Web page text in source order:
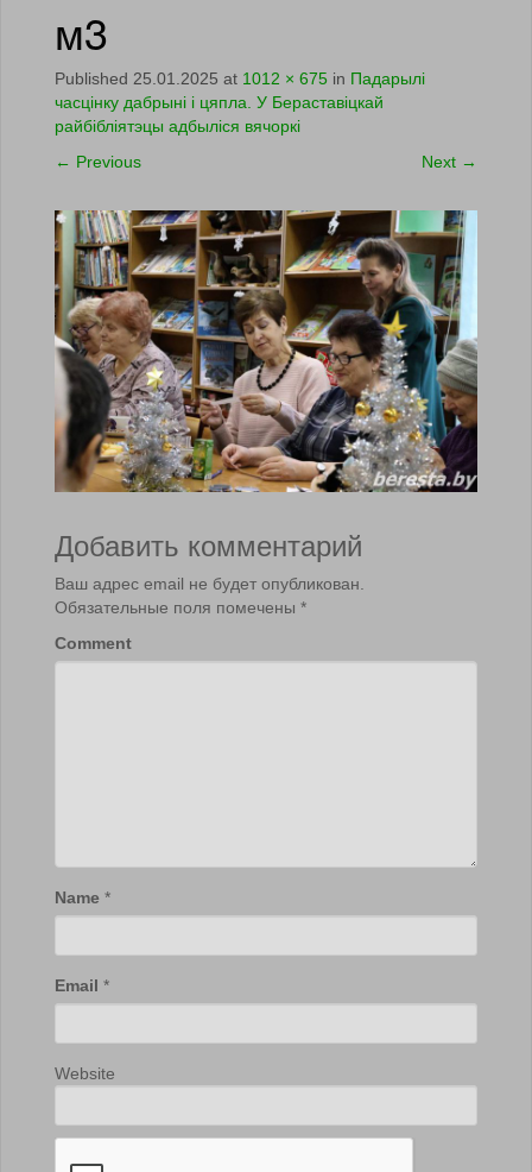
м3
Published 25.01.2025 at 1012 × 675 in Падарылі
часцінку дабрыні і цяпла. У Бераставіцкай
райбібліятэцы адбыліся вячоркі
← Previous Next →
Добавить комментарий
Ваш адрес email не будет опубликован.
Обязательные поля помечены *
Comment
Name *
Email *
Website